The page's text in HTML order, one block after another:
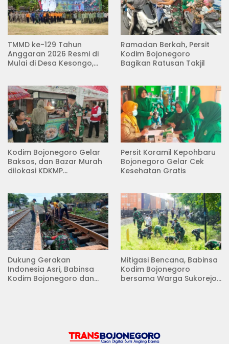
TMMD ke-129 Tahun
Anggaran 2026 Resmi di
Mulai di Desa Kesongo,
Ramadan Berkah, Persit
Kodim Bojonegoro
Bagikan Ratusan Takjil
Kodim Bojonegoro Gelar
Baksos, dan Bazar Murah
dilokasi KDKMP
Persit Koramil Kepohbaru
Bojonegoro Gelar Cek
Kesehatan Gratis
Dukung Gerakan
Indonesia Asri, Babinsa
Kodim Bojonegoro dan
Mitigasi Bencana, Babinsa
Kodim Bojonegoro
bersama Warga Sukorejo